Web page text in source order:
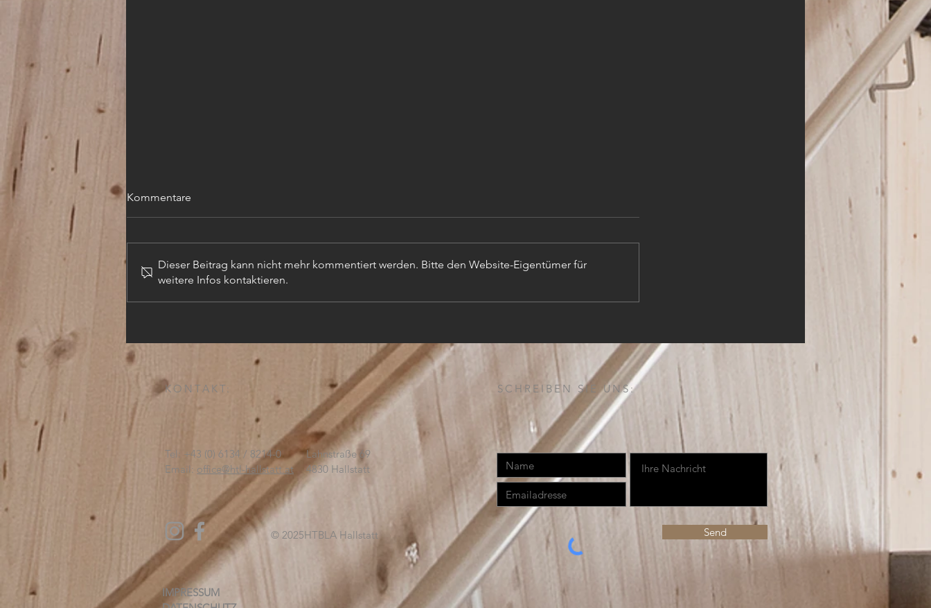
Kommentare
Dieser Beitrag kann nicht mehr kommentiert werden. Bitte den Website-Eigentümer für
weitere Infos kontaktieren.
KONTAKT:
Tel: +43 (0) 6134 / 8214-0
Email: office@htl-hallstatt.at
Lahnstraße 69
4830 Hallstatt
© 2025HTBLA Hallstatt
IMPRESSUM
SCHREIBEN SIE UNS:
Send